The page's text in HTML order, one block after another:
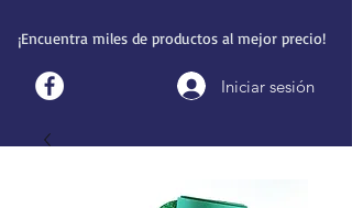
¡Encuentra miles de productos al mejor precio!
Iniciar sesión